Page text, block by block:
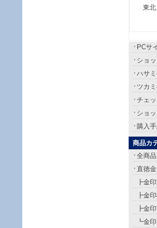
東
PCサ
ショ
ハサ
ツカ
チェ
ショ
購入
商品カ
全商品
直徳
┣金
┣金
┣金
┗金